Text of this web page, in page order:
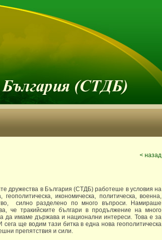
< назад
дружества в България (СТДБ) работеше в условия на
икономическа, политическа, военна,
силно разделено по много въпроси. Намираше
че тракийските българи в продължение на много
да имаме държава и национални интереси. Това е за
ще водим тази битка в една нова геополитическа
препятствия и сили.